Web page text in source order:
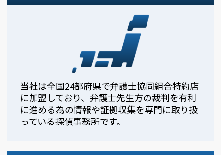
当社は全国24都府県で弁護士協同組合特約店
に加盟しており、弁護士先生方の裁判を有利
に進める為の情報や証拠収集を専門に取り扱
っている探偵事務所です。